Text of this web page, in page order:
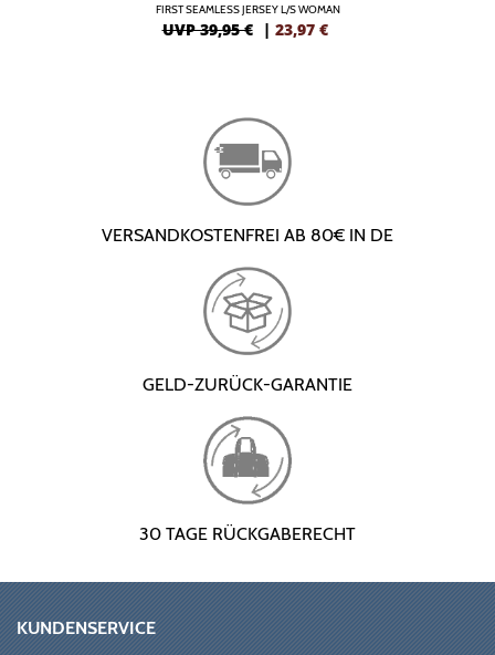
FIRST SEAMLESS JERSEY L/S WOMAN
UVP 39,95 € | 23,97 €
VERSANDKOSTENFREI AB 80€ IN DE
GELD-ZURÜCK-GARANTIE
30 TAGE RÜCKGABERECHT
KUNDENSERVICE